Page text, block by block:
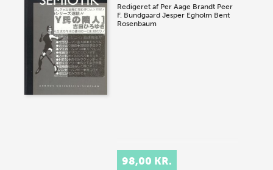
Redigeret af Per Aage Brandt Peer
F. Bundgaard Jesper Egholm Bent
Rosenbaum
98,00 KR.